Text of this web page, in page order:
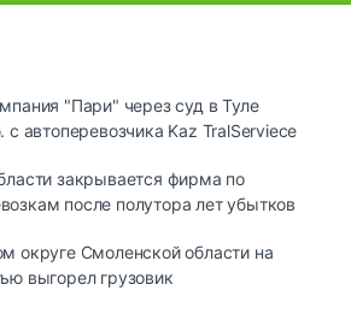
"Пари" через суд в Туле
автоперевозчика Kaz TralServiece
закрывается фирма по
после полутора лет убытков
округе Смоленской области на
выгорел грузовик